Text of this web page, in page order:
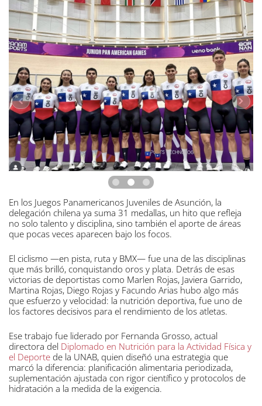
En los Juegos Panamericanos Juveniles de Asunción, la
delegación chilena ya suma 31 medallas, un hito que refleja
no solo talento y disciplina, sino también el aporte de áreas
que pocas veces aparecen bajo los focos.
El ciclismo —en pista, ruta y BMX— fue una de las disciplinas
que más brilló, conquistando oros y plata. Detrás de esas
victorias de deportistas como Marlen Rojas, Javiera Garrido,
Martina Rojas, Diego Rojas y Facundo Arias hubo algo más
que esfuerzo y velocidad: la nutrición deportiva, fue uno de
los factores decisivos para el rendimiento de los atletas.
Ese trabajo fue liderado por Fernanda Grosso, actual
directora del Diplomado en Nutrición para la Actividad Física y
el Deporte de la UNAB, quien diseñó una estrategia que
marcó la diferencia: planificación alimentaria periodizada,
suplementación ajustada con rigor científico y protocolos de
hidratación a la medida de la exigencia.